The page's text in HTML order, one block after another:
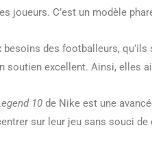
joueurs. C’est un modèle
besoins des footballeurs,
soutien excellent. Ainsi, elles
10 de Nike est une
sur leur jeu sans souci de